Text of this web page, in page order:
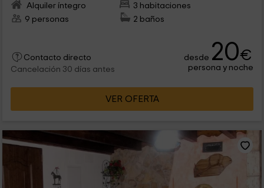
Alquiler íntegro
3 habitaciones
9 personas
2 baños
Contacto directo
Cancelación 30 días antes
desde 20€
persona y noche
VER OFERTA